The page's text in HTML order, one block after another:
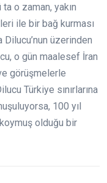
o zaman, yakın
ile bir bağ kurması
üzerinden
o gün maalesef İran
görüşmelerle
Türkiye sınırlarına
100 yıl
olduğu bir